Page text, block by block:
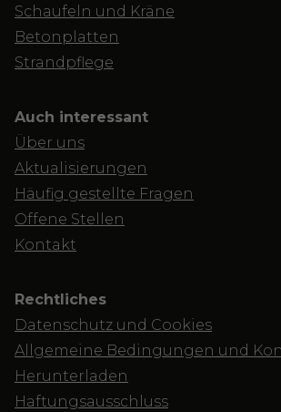
Schaufeln und Kräne
Betonplatten
Strandpflege
Auch interessant
Über uns
Aktualisierungen
Häufig gestellte Fragen
Offene Stellen
Kontakt
Rechtliches
Datenschutz und Cookies
Allgemeine Bedingungen und
Herunterladen
Haftungsausschluss